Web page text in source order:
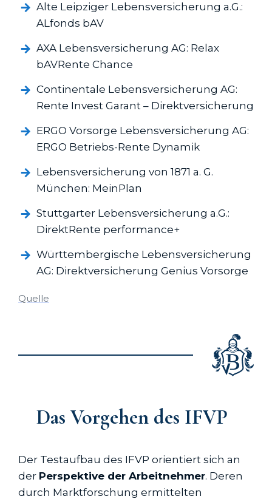
Alte Leipziger Lebens­versicherung a.G.:
ALfonds bAV
AXA Lebens­versicherung AG: Relax
bAVRente Chance
Continentale Lebens­versicherung AG:
Rente Invest Garant – Direkt­versicherung
ERGO Vorsorge Lebens­versicherung AG:
ERGO Betriebs-Rente Dynamik
Lebens­versicherung von 1871 a. G.
München: MeinPlan
Stuttgarter Lebens­versicherung a.G.:
DirektRente performance+
Württembergische Lebens­versicherung
AG: Direkt­versicherung Genius Vorsorge
Quelle
Das Vorgehen des IFVP
Der Testaufbau des IFVP orientiert sich an
der Perspektive der Arbeitnehmer. Deren
durch Marktforschung ermittelten